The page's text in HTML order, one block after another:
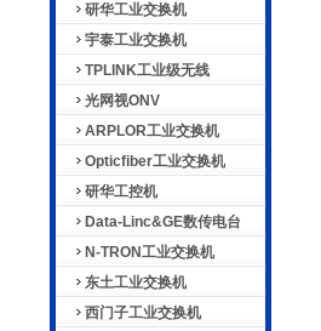
研华工业交换机
宇泰工业交换机
TPLINK工业级无线
光网视ONV
ARPLOR工业交换机
Opticfiber工业交换机
研华工控机
Data-Linc&GE数传电台
N-TRON工业交换机
东土工业交换机
西门子工业交换机